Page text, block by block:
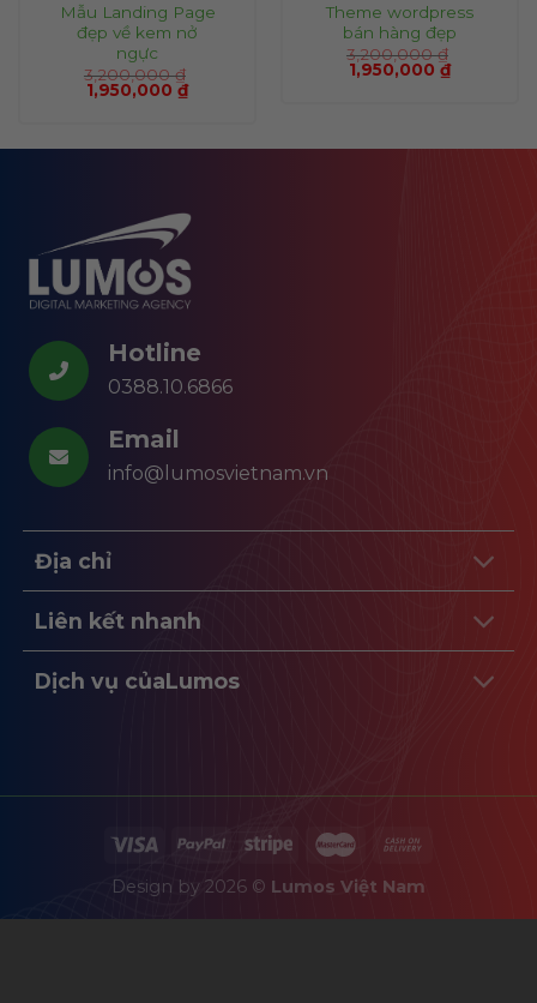
Mẫu Landing Page
đẹp về kem nở
ngực
3,200,000₫
1,950,000 ₫
Theme wordpress
bán hàng đẹp
3,200,000₫
1,950,000 ₫
Hotline
0388.10.6866
Email
info@lumosvietnam.vn
Địa chỉ
Liên kết nhanh
Dịch vụ củaLumos
Design by 2026 © Lumos Việt Nam